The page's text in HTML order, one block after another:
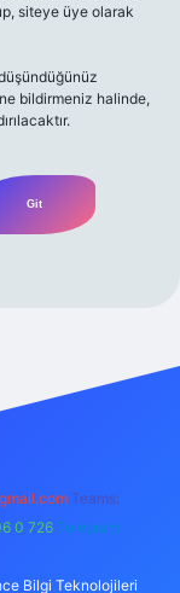
siteye üye olarak
bildirmeniz halinde,
m elexbet
Teams:
0 726 Telegram:
Bilgi Teknolojileri